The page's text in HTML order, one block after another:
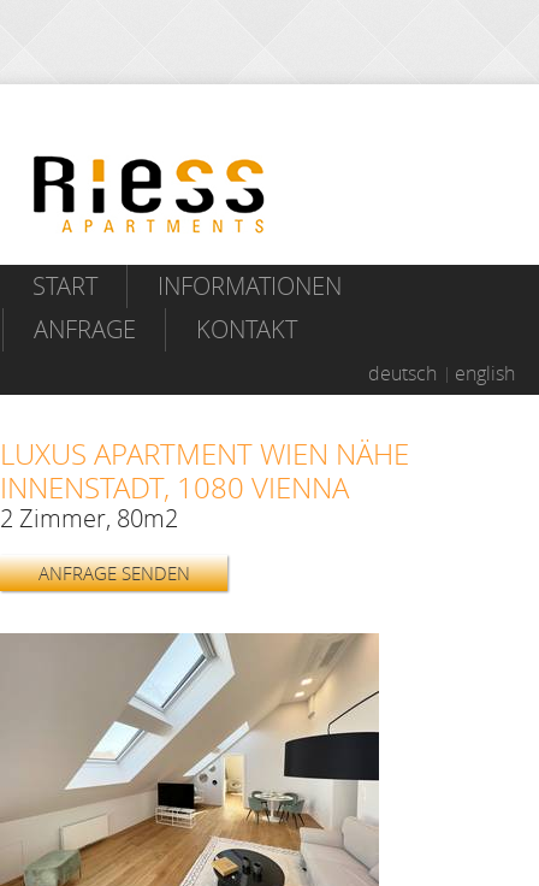
START
INFORMATIONEN
ANFRAGE
KONTAKT
deutsch english
LUXUS APARTMENT WIEN NÄHE
INNENSTADT, 1080 VIENNA
2 Zimmer, 80m2
ANFRAGE SENDEN